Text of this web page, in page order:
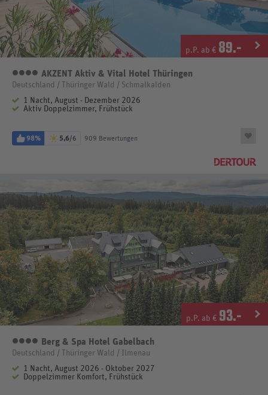
p.P. ab € 89.-
4 Sterne
AKZENT Aktiv & Vital Hotel Thüringen
Deutschland / Thüringer Wald / Schmalkalden
1 Nacht, August - Dezember 2026
Aktiv Doppelzimmer, Frühstück
98% 5,6/6 909 Bewertungen
p.P. ab € 93.-
4 Sterne
Berg & Spa Hotel Gabelbach
Deutschland / Thüringer Wald / Ilmenau
1 Nacht, August 2026 - Oktober 2027
Doppelzimmer Komfort, Frühstück